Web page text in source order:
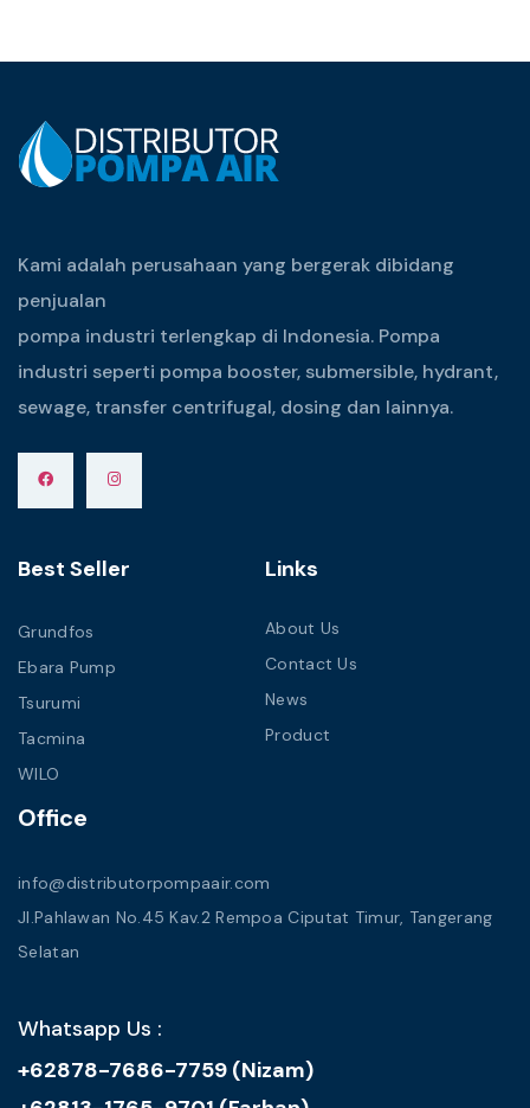
Kami adalah perusahaan yang bergerak dibidang
penjualan
pompa industri terlengkap di Indonesia. Pompa
industri seperti pompa booster, submersible, hydrant,
sewage, transfer centrifugal, dosing dan lainnya.
Best Seller
Grundfos
Ebara Pump
Tsurumi
Tacmina
WILO
Links
About Us
Contact Us
News
Product
Office
info@distributorpompaair.com
Jl.Pahlawan No.45 Kav.2 Rempoa Ciputat Timur, Tangerang
Selatan
Whatsapp Us :
+62878-7686-7759 (Nizam)